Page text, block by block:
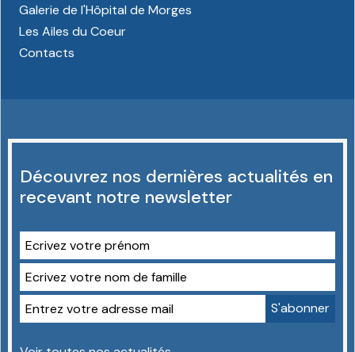
Galerie de l'Hôpital de Morges
Les Ailes du Coeur
Contacts
Découvrez nos dernières actualités en
recevant notre newsletter